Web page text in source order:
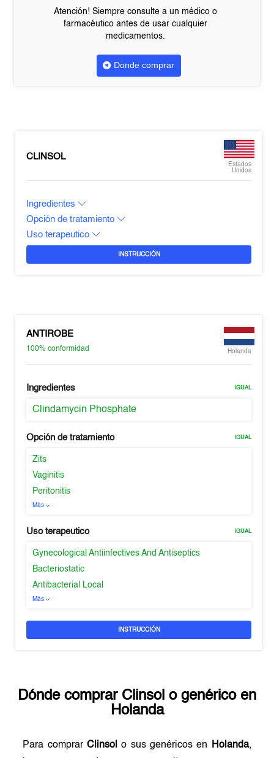
Atención! Siempre consulte a un médico o
farmacéutico antes de usar cualquier
medicamentos.
Donde comprar
CLINSOL
Estados
Unidos
Ingredientes
Opción de tratamiento
Uso terapeutico
INSTRUCCIÓN
ANTIROBE
100%conformidad Holanda
Ingredientes IGUAL
Clindamycin Phosphate
Opción de tratamiento IGUAL
Zits
Vaginitis
Peritonitis
Más
Uso terapeutico IGUAL
Gynecological Antiinfectives And Antiseptics
Bacteriostatic
Antibacterial Local
Más
INSTRUCCIÓN
Dónde comprar Clinsol o genérico en
Holanda
Para comprarClinsol o sus genéricos en Holanda,